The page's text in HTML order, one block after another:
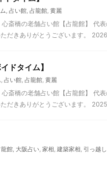
, 占い館, 占龍館, 黄麗
斎橋の老舗占い館【占龍館】 代
だきありがとうございます。
ドタイム】
, 占い館, 占龍館, 黄麗
斎橋の老舗占い館【占龍館】 代
だきありがとうございます。
館, 大阪占い, 家相, 建築家相, 引っ越し